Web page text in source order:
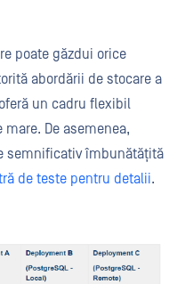
poate găzdui orice
abordării de stocare a
un cadru flexibil
De asemenea,
semnificativ îmbunătățită
de teste pentru detalii.